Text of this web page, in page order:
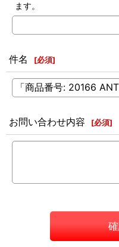
ます。
件名 [必須]
お問い合わせ内容 [必須]